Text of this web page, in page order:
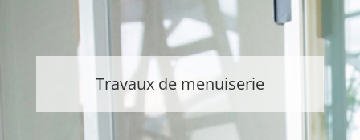
Travaux de menuiserie